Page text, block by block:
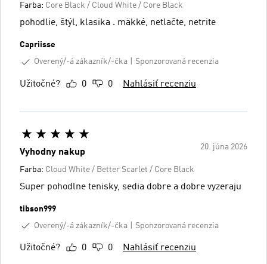
Farba: Core Black / Cloud White / Core Black
pohodlie, štýl, klasika . mäkké, netlačte, netrite
Capriisse
Overený/-á zákazník/-čka
Sponzorovaná recenzia
Užitočné? 0 0 Nahlásiť recenziu
20. júna 2026
Vyhodny nakup
Farba: Cloud White / Better Scarlet / Core Black
Super pohodlne tenisky, sedia dobre a dobre vyzeraju
tibson999
Overený/-á zákazník/-čka
Sponzorovaná recenzia
Užitočné? 0 0 Nahlásiť recenziu